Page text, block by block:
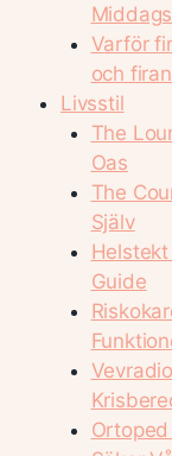
Varför
och
Livsstil
The
Oas
The
Själv
Guide